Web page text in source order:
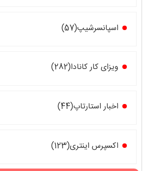
اسپانسرشیپ(57)
ویزای کار کانادا(282)
اخبار استارتاپ(44)
اکسپرس اینتری(123)